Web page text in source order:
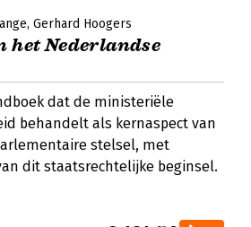
Gerhard Hoogers
het Nederlandse
dat de ministeriële
behandelt als kernaspect van
stelsel, met
dit staatsrechtelijke beginsel.